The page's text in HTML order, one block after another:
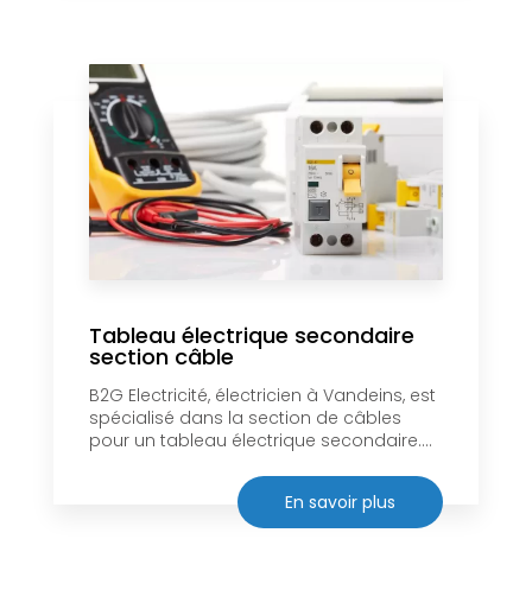
Tableau électrique secondaire
section câble
B2G Electricité, électricien à Vandeins, est
spécialisé dans la section de câbles
pour un tableau électrique secondaire....
En savoir plus